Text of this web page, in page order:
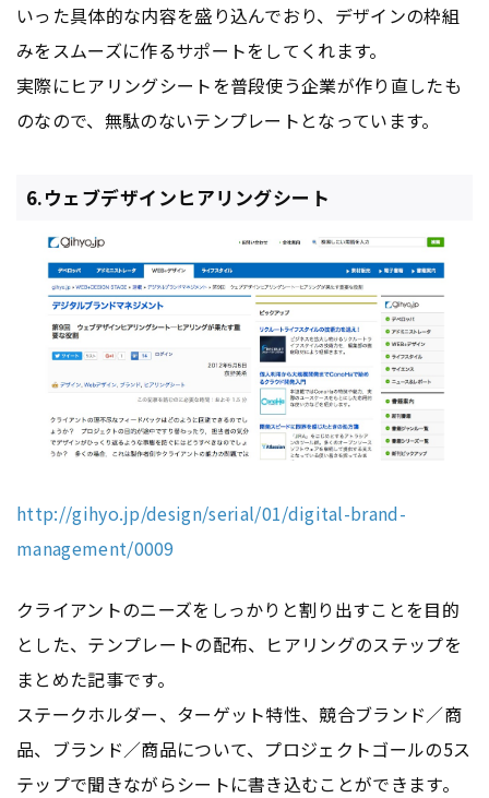
いった具体的な内容を盛り込んでおり、デザインの枠組
みをスムーズに作るサポートをしてくれます。
実際にヒアリングシートを普段使う企業が作り直したも
のなので、無駄のないテンプレートとなっています。
6.ウェブデザインヒアリングシート
http://gihyo.jp/design/serial/01/digital-brand-
management/0009
クライアントのニーズをしっかりと割り出すことを目的
とした、テンプレートの配布、ヒアリングのステップを
まとめた記事です。
ステークホルダー、ターゲット特性、競合ブランド／商
品、ブランド／商品について、プロジェクトゴールの5ス
テップで聞きながらシートに書き込むことができます。